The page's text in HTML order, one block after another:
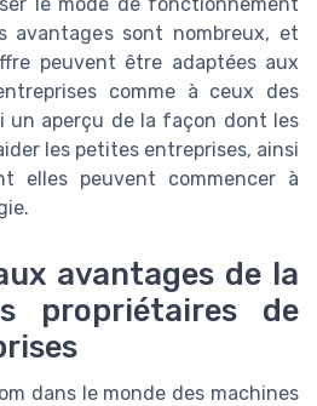
le mode de fonctionnement
avantages sont nombreux, et
peuvent être adaptées aux
comme à ceux des
un aperçu de la façon dont les
les petites entreprises, ainsi
elles peuvent commencer à
avantages de la
propriétaires de
dans le monde des machines